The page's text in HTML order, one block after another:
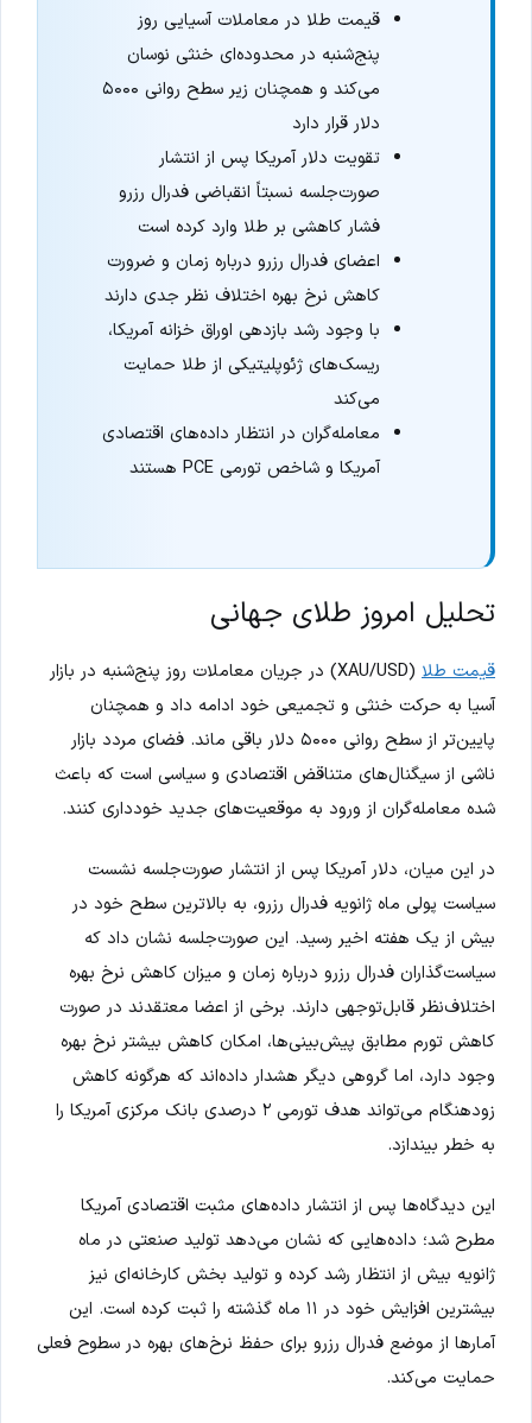
قیمت طلا در معاملات آسیایی روز
پنج‌شنبه در محدوده‌ای خنثی نوسان
می‌کند و همچنان زیر سطح روانی ۵۰۰۰
دلار قرار دارد
تقویت دلار آمریکا پس از انتشار
صورت‌جلسه نسبتاً انقباضی فدرال رزرو
فشار کاهشی بر طلا وارد کرده است
اعضای فدرال رزرو درباره زمان و ضرورت
کاهش نرخ بهره اختلاف نظر جدی دارند
با وجود رشد بازدهی اوراق خزانه آمریکا،
ریسک‌های ژئوپلیتیکی از طلا حمایت
می‌کند
معامله‌گران در انتظار داده‌های اقتصادی
آمریکا و شاخص تورمی PCE هستند
تحلیل امروز طلای جهانی
قیمت طلا
(XAU/USD) در جریان معاملات روز پنج‌شنبه در بازار
آسیا به حرکت خنثی و تجمیعی خود ادامه داد و همچنان
پایین‌تر از سطح روانی ۵۰۰۰ دلار باقی ماند. فضای مردد بازار
ناشی از سیگنال‌های متناقض اقتصادی و سیاسی است که باعث
شده معامله‌گران از ورود به موقعیت‌های جدید خودداری کنند.
در این میان، دلار آمریکا پس از انتشار صورت‌جلسه نشست
سیاست پولی ماه ژانویه فدرال رزرو، به بالاترین سطح خود در
بیش از یک هفته اخیر رسید. این صورت‌جلسه نشان داد که
سیاست‌گذاران فدرال رزرو درباره زمان و میزان کاهش نرخ بهره
اختلاف‌نظر قابل‌توجهی دارند. برخی از اعضا معتقدند در صورت
کاهش تورم مطابق پیش‌بینی‌ها، امکان کاهش بیشتر نرخ بهره
وجود دارد، اما گروهی دیگر هشدار داده‌اند که هرگونه کاهش
زودهنگام می‌تواند هدف تورمی ۲ درصدی بانک مرکزی آمریکا را
به خطر بیندازد.
این دیدگاه‌ها پس از انتشار داده‌های مثبت اقتصادی آمریکا
مطرح شد؛ داده‌هایی که نشان می‌دهد تولید صنعتی در ماه
ژانویه بیش از انتظار رشد کرده و تولید بخش کارخانه‌ای نیز
بیشترین افزایش خود در ۱۱ ماه گذشته را ثبت کرده است. این
آمارها از موضع فدرال رزرو برای حفظ نرخ‌های بهره در سطوح فعلی
حمایت می‌کند.